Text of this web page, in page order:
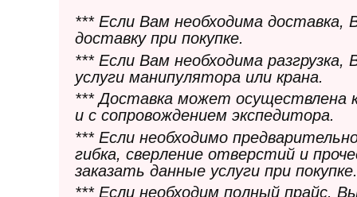
*** Если Вам необходима
доставку при покупке.
*** Если Вам необходима
услуги манипулятора или крана.
*** Доставка может осуществлена
и с сопровождением экспедитора.
*** Если необходимо
гибка, сверление отверстий и
заказать данные услуги при покупке.
*** Если необходим полный прайс.